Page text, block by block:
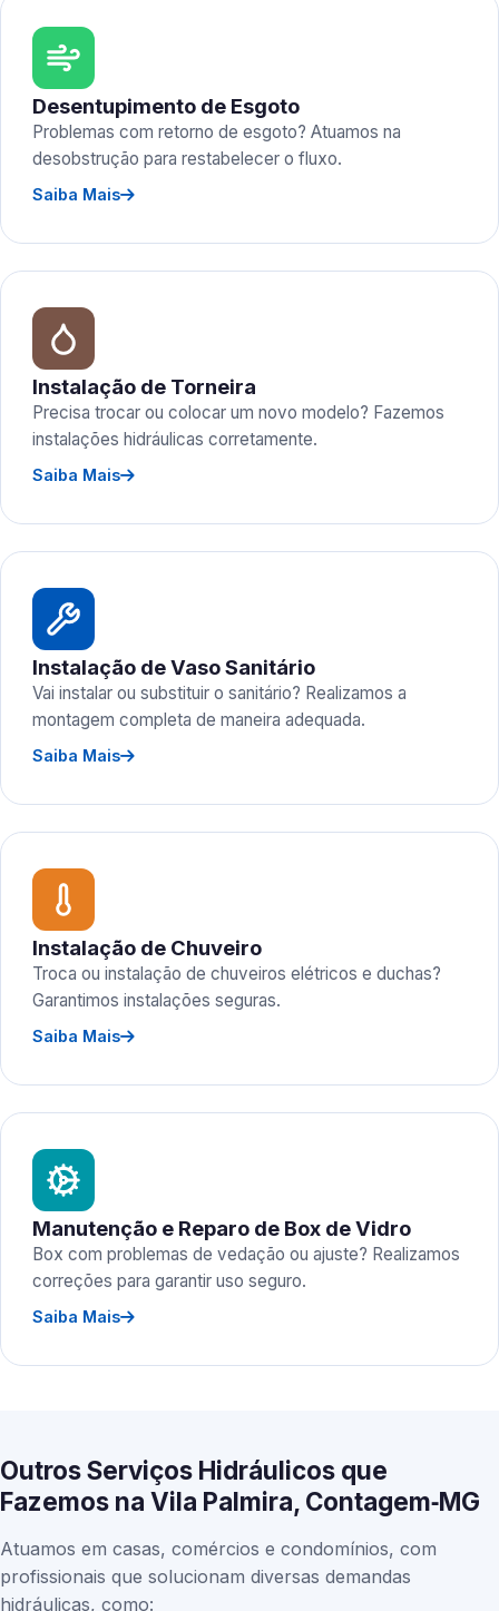
Desentupimento de Esgoto
Problemas com retorno de esgoto? Atuamos na
desobstrução para restabelecer o fluxo.
Saiba Mais
Instalação de Torneira
Precisa trocar ou colocar um novo modelo? Fazemos
instalações hidráulicas corretamente.
Saiba Mais
Instalação de Vaso Sanitário
Vai instalar ou substituir o sanitário? Realizamos a
montagem completa de maneira adequada.
Saiba Mais
Instalação de Chuveiro
Troca ou instalação de chuveiros elétricos e duchas?
Garantimos instalações seguras.
Saiba Mais
Manutenção e Reparo de Box de Vidro
Box com problemas de vedação ou ajuste? Realizamos
correções para garantir uso seguro.
Saiba Mais
Outros Serviços Hidráulicos que
Fazemos na Vila Palmira, Contagem‑MG
Atuamos em casas, comércios e condomínios, com
profissionais que solucionam diversas demandas
hidráulicas, como: